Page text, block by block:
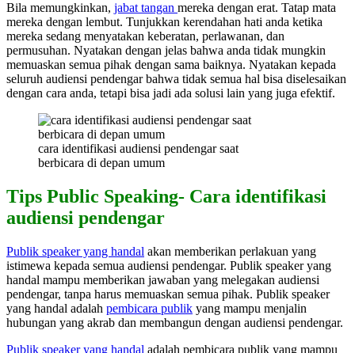
Bila memungkinkan, jabat tangan mereka dengan erat. Tatap mata
mereka dengan lembut. Tunjukkan kerendahan hati anda ketika
mereka sedang menyatakan keberatan, perlawanan, dan
permusuhan. Nyatakan dengan jelas bahwa anda tidak mungkin
memuaskan semua pihak dengan sama baiknya. Nyatakan kepada
seluruh audiensi pendengar bahwa tidak semua hal bisa diselesaikan
dengan cara anda, tetapi bisa jadi ada solusi lain yang juga efektif.
cara identifikasi audiensi pendengar saat
berbicara di depan umum
Tips Public Speaking- Cara identifikasi
audiensi pendengar
Publik speaker yang handal akan memberikan perlakuan yang
istimewa kepada semua audiensi pendengar. Publik speaker yang
handal mampu memberikan jawaban yang melegakan audiensi
pendengar, tanpa harus memuaskan semua pihak. Publik speaker
yang handal adalah pembicara publik yang mampu menjalin
hubungan yang akrab dan membangun dengan audiensi pendengar.
Publik speaker yang handal adalah pembicara publik yang mampu